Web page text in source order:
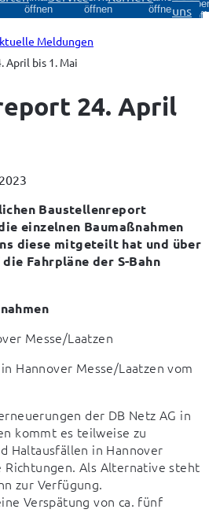
öffnen
öffnen
öffnenuns
Meldungen
April bis 1. Mai
24. April
Baustellenreport
einzelnen Baumaßnahmen
diese mitgeteilt hat und über
Fahrpläne der S-Bahn
Messe/Laatzen
Hannover Messe/Laatzen vom
der DB Netz AG in
kommt es teilweise zu
Haltausfällen in Hannover
Richtungen. Als Alternative steht
zur Verfügung.
Verspätung von ca. fünf